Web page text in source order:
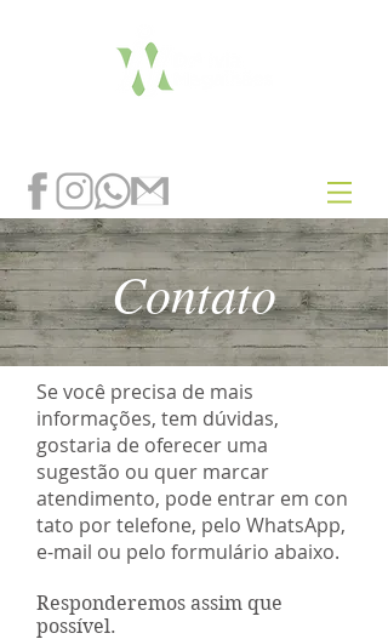
Contato
Se você precisa de mais
informações, tem dúvidas,
gostaria de oferecer uma
sugestão ou quer marcar
atendimento, pode entrar em con
tato por telefone, pelo WhatsApp,
e-mail ou pelo formulário abaixo.
Responderemos assim que
possível.